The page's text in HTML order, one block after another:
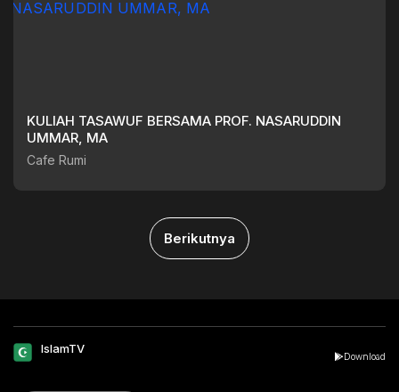
KULIAH TASAWUF BERSAMA PROF. NASARUDDIN
UMMAR, MA
Cafe Rumi
Berikutnya
IslamTV
Download